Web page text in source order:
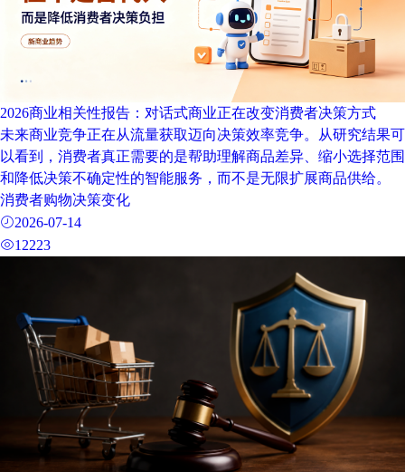
2026商业相关性报告：对话式商业正在改变消费者决策方式
未来商业竞争正在从流量获取迈向决策效率竞争。从研究结果可
以看到，消费者真正需要的是帮助理解商品差异、缩小选择范围
和降低决策不确定性的智能服务，而不是无限扩展商品供给。
消费者购物决策变化
2026-07-14
12223